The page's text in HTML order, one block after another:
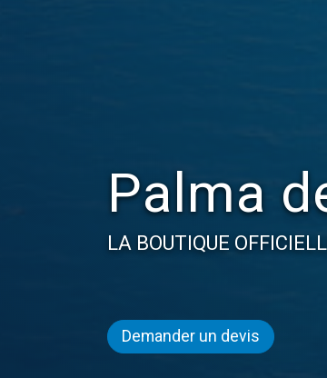
Palma
LA BOUTIQUE
Demander un devis